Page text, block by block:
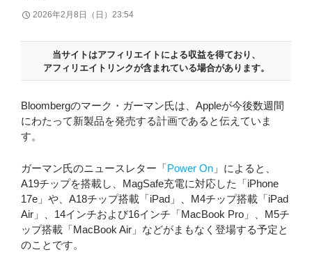
2026年2月8日（日）23:54
当サイトはアフィリエイトによる収益を得ており、
アフィリエイトリンクが含まれている場合があります。
Bloombergのマーク・ガーマン氏は、Appleが今後数週間
にわたって新製品を発売する計画であると伝えていま
す。
ガーマン氏のニュースレター「Power On 」によると、
A19チップを搭載し、MagSafe充電に対応した「iPhone
17e」や、A18チップ搭載「iPad」、M4チップ搭載「iPad
Air」、14インチおよび16インチ「MacBook Pro」、M5チ
ップ搭載「MacBook Air」などがまもなく登場する予定と
のことです。